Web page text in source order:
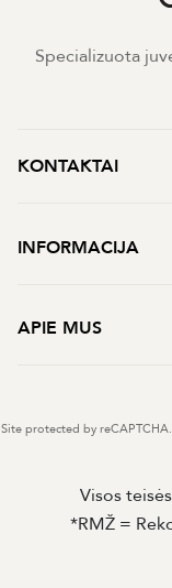
Specializuota
KONTAKTAI
INFORMACIJA
APIE MUS
Site protected by reCAPTCHA.
Visos
*RMŽ =